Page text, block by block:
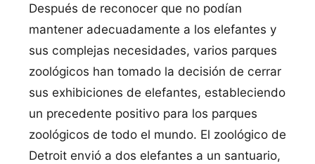
Después de reconocer que no podían
mantener adecuadamente a los elefantes y
sus complejas necesidades, varios parques
zoológicos han tomado la decisión de cerrar
sus exhibiciones de elefantes, estableciendo
un precedente positivo para los parques
zoológicos de todo el mundo. El zoológico de
Detroit envió a dos elefantes a un santuario,